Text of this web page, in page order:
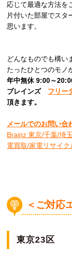
応じて最適な方法を
片付いた部屋でスタ
思います。
どんなものでも構い
たったひとつのモノ
年中無休 9:00～
ブレインズ フリー
頂きます。
メールでのお問い合
Brainz 東京/千葉/埼
電買取/家電リサイ
＜ご対応
東京23区